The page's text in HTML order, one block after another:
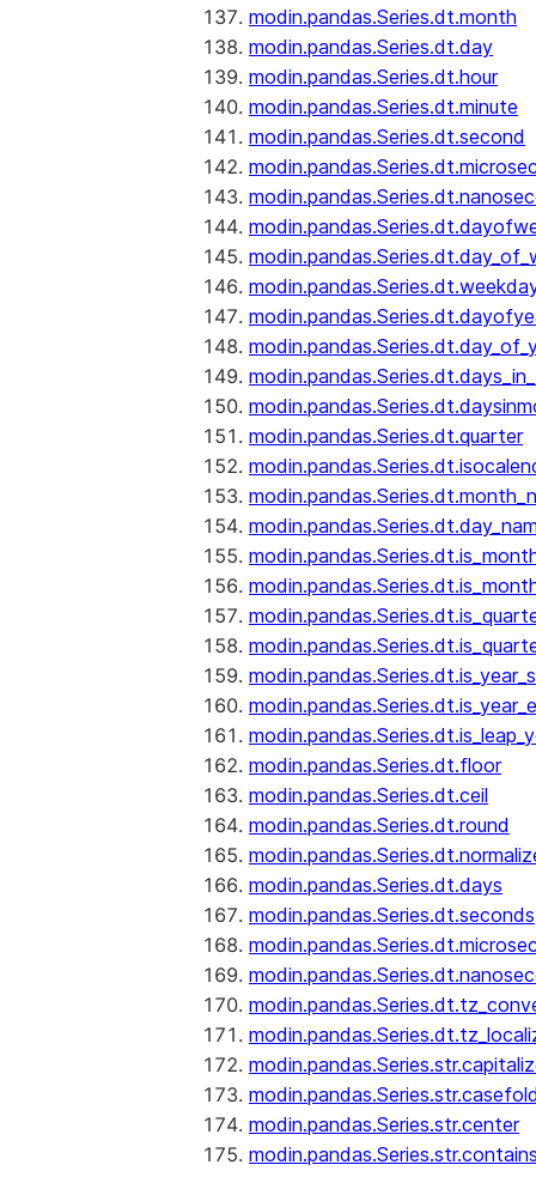
modin.pandas.Series.dt.month
modin.pandas.Series.dt.day
modin.pandas.Series.dt.hour
modin.pandas.Series.dt.minute
modin.pandas.Series.dt.second
modin.pandas.Series.dt.quarter
modin.pandas.Series.dt.floor
modin.pandas.Series.dt.ceil
modin.pandas.Series.dt.round
modin.pandas.Series.dt.days
modin.pandas.Series.dt.seconds
modin.pandas.Series.str.center